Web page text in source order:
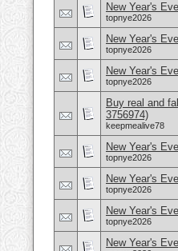
New Year's
topnye2026
New Year's
topnye2026
New Year's
topnye2026
Buy real and
3756974)
keepmealive78
New Year's
topnye2026
New Year's
topnye2026
New Year's
topnye2026
New Year's